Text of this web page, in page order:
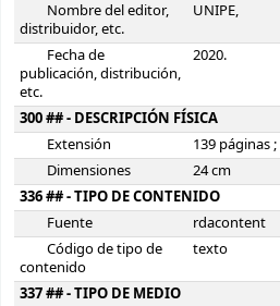
Nombre del editor,
distribuidor, etc.
UNIPE,
Fecha de
publicación, distribución,
etc.
2020.
300 ## - DESCRIPCIÓN FÍSICA
Extensión
139 páginas ;
Dimensiones
24 cm
336 ## - TIPO DE CONTENIDO
Fuente
rdacontent
Código de tipo de
contenido
texto
337 ## - TIPO DE MEDIO